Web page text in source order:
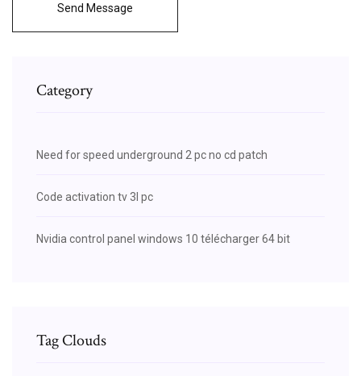
Send Message
Category
Need for speed underground 2 pc no cd patch
Code activation tv 3l pc
Nvidia control panel windows 10 télécharger 64 bit
Tag Clouds